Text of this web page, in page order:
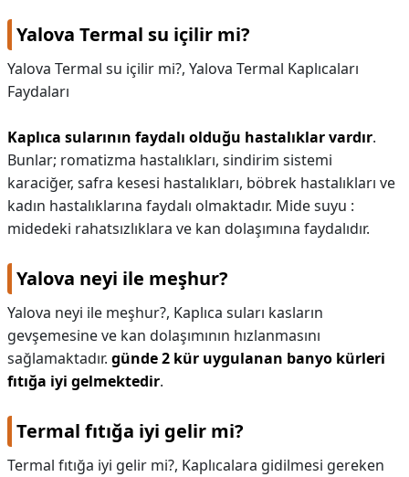
Yalova Termal su içilir mi?
Yalova Termal su içilir mi?, Yalova Termal Kaplıcaları
Faydaları
Kaplıca sularının faydalı olduğu hastalıklar vardır.
Bunlar; romatizma hastalıkları, sindirim sistemi
karaciğer, safra kesesi hastalıkları, böbrek hastalıkları ve
kadın hastalıklarına faydalı olmaktadır. Mide suyu :
midedeki rahatsızlıklara ve kan dolaşımına faydalıdır.
Yalova neyi ile meşhur?
Yalova neyi ile meşhur?, Kaplıca suları kasların
gevşemesine ve kan dolaşımının hızlanmasını
sağlamaktadır. günde 2 kür uygulanan banyo kürleri
fıtığa iyi gelmektedir.
Termal fıtığa iyi gelir mi?
Termal fıtığa iyi gelir mi?, Kaplıcalara gidilmesi gereken